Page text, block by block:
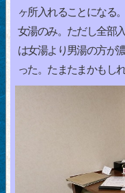
ヶ所入れることになる
女湯のみ。ただし全部
は女湯より男湯の方が
った。たまたまかもしれ